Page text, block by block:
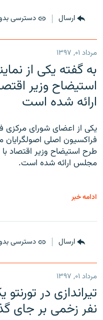
ارسال دسترسی
مرداد ۰۱, ۱۳۹۷
به گفته یکی از
استیضاح وزیر
ارائه شده است
یکی از اعضای شورای
فراکسیون اصلی
مجلس ارائه شده است.
ادامه خبر
ارسال دسترسی
مرداد ۰۱, ۱۳۹۷
نفر زخمی بر جای